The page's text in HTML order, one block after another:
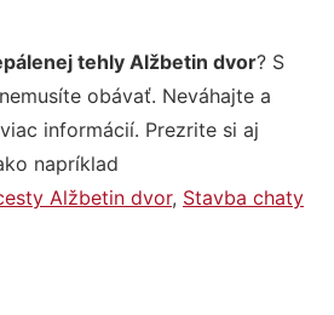
tehly Alžbetin dvor? S
obávať. Neváhajte a
informácií. Prezrite si aj
napríklad
Alžbetin dvor, Stavba chaty